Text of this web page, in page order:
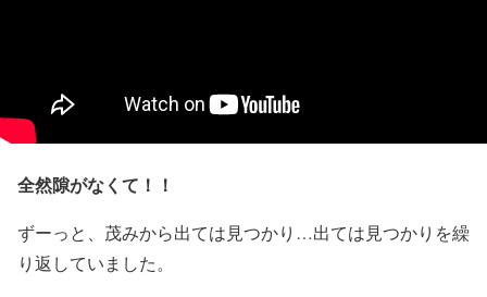
全然隙がなくて！！
ずーっと、茂みから出ては見つかり…出ては見つかりを繰
り返していました。